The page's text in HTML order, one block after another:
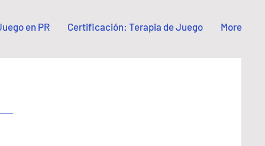
en PR Certificación: Terapia de Juego More